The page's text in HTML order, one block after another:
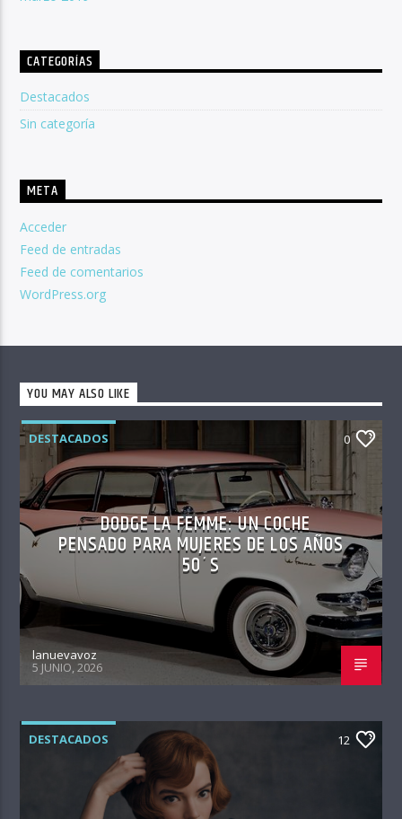
CATEGORÍAS
Destacados
Sin categoría
META
Acceder
Feed de entradas
Feed de comentarios
WordPress.org
YOU MAY ALSO LIKE
DESTACADOS 0
DODGE LA FEMME: UN COCHE
PENSADO PARA MUJERES DE LOS AÑOS
50´S
lanuevavoz
5 JUNIO, 2026
DESTACADOS 12